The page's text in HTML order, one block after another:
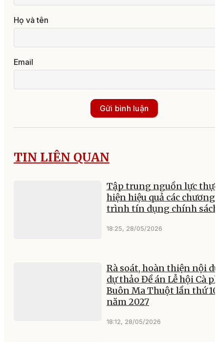
Họ và tên
Email
Gửi bình luận
TIN LIÊN QUAN
Tập trung nguồn lực thực
hiện hiệu quả các chương
trình tín dụng chính sách
18:25, 28/05/2026
Rà soát, hoàn thiện nội
dự thảo Đề án Lễ hội Cà
Buôn Ma Thuột lần thứ 10
năm 2027
18:12, 28/05/2026